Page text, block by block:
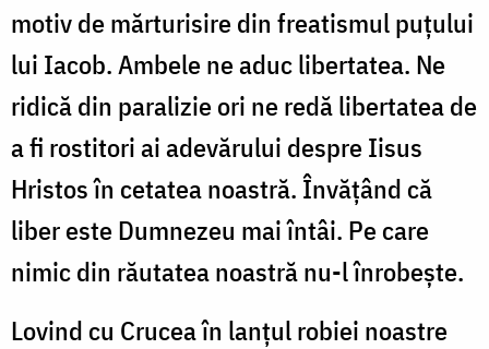
motiv de mărturisire din freatismul puțului
lui Iacob. Ambele ne aduc libertatea. Ne
ridică din paralizie ori ne redă libertatea de
a fi rostitori ai adevărului despre Iisus
Hristos în cetatea noastră. Învățând că
liber este Dumnezeu mai întâi. Pe care
nimic din răutatea noastră nu-l înrobește.
Lovind cu Crucea în lanțul robiei noastre